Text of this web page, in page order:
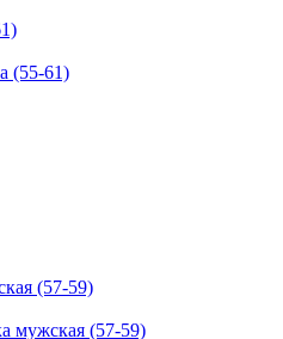
(55-61)
мужская (57-59)